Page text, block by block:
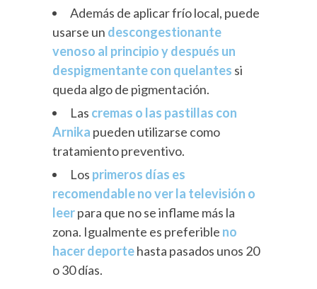
Además de aplicar frío local, puede
usarse un descongestionante
venoso al principio y después un
despigmentante con quelantes si
queda algo de pigmentación.
Las cremas o las pastillas con
Arnika pueden utilizarse como
tratamiento preventivo.
Los primeros días es
recomendable no ver la televisión o
leerpara que no se inflame más la
zona. Igualmente es preferible no
hacer deportehasta pasados unos 20
o 30 días.